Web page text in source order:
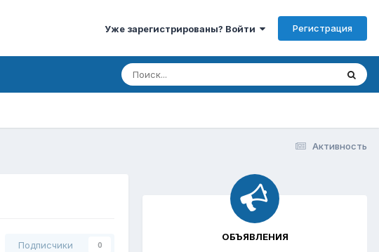
Уже зарегистрированы? Войти Регистрация
Активность
Подписчики 0
ОБЪЯВЛЕНИЯ